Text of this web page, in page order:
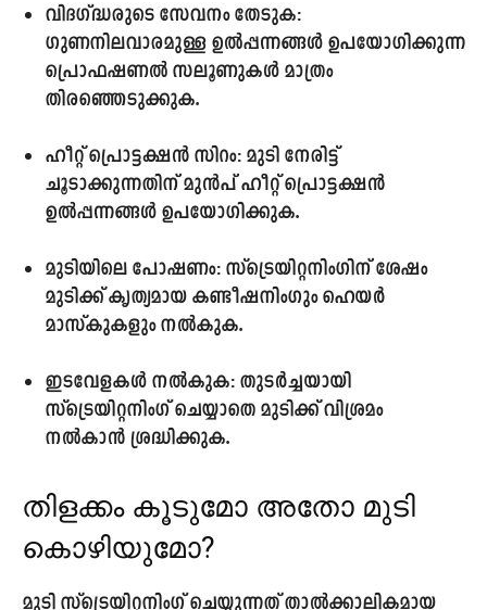
വിദഗ്ദ്ധരുടെ സേവനം തേടുക:
ഗുണനിലവാരമുള്ള ഉൽപ്പന്നങ്ങൾ ഉപയോഗിക്കുന്ന
പ്രൊഫഷണൽ സലൂണുകൾ മാത്രം
തിരഞ്ഞെടുക്കുക.
ഹീറ്റ് പ്രൊട്ടക്ഷൻ സിറം: മുടി നേരിട്ട്
ചൂടാക്കുന്നതിന് മുൻപ് ഹീറ്റ് പ്രൊട്ടക്ഷൻ
ഉൽപ്പന്നങ്ങൾ ഉപയോഗിക്കുക.
മുടിയിലെ പോഷണം: സ്‌ട്രെയിറ്റനിംഗിന് ശേഷം
മുടിക്ക് കൃത്യമായ കണ്ടീഷനിംഗും ഹെയർ
മാസ്കുകളും നൽകുക.
ഇടവേളകൾ നൽകുക: തുടർച്ചയായി
സ്‌ട്രെയിറ്റനിംഗ് ചെയ്യാതെ മുടിക്ക് വിശ്രമം
നൽകാൻ ശ്രദ്ധിക്കുക.
തിളക്കം കൂടുമോ അതോ മുടി
കൊഴിയുമോ?
മുടി സ്‌ട്രെയിറ്റനിംഗ് ചെയ്യുന്നത് താൽക്കാലികമായ